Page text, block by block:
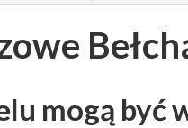
mogą być